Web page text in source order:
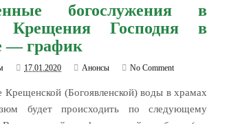
богослужения в
Крещения Господня в
— график
17.01.2020 Анонсы No Comment
Крещенской (Богоявленской) воды в храмах
будет происходить по следующему